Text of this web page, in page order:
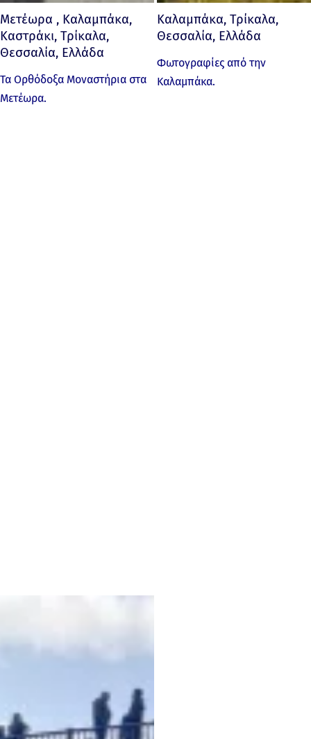
Μετέωρα , Καλαμπάκα,
Καστράκι, Τρίκαλα,
Θεσσαλία, Ελλάδα
Τα Ορθόδοξα Μοναστήρια στα
Μετέωρα.
Καλαμπάκα, Τρίκαλα,
Θεσσαλία, Ελλάδα
Φωτογραφίες από την
Καλαμπάκα.